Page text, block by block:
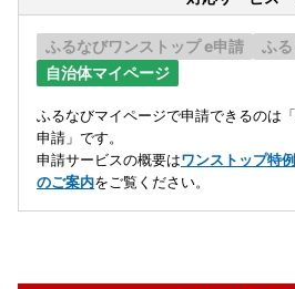
ふるなびワンストップ e申請
ふ
自治体マイページ
ふるなびマイページで申請できるのは
申請」です。
申請サービスの概要はワンストップ特
のご案内をご覧ください。